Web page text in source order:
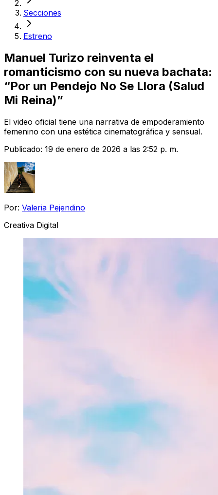
Secciones
Estreno
Manuel Turizo reinventa el
romanticismo con su nueva bachata:
“Por un Pendejo No Se Llora (Salud
Mi Reina)”
El video oficial tiene una narrativa de empoderamiento
femenino con una estética cinematográfica y sensual.
Publicado: 19 de enero de 2026 a las 2:52 p. m.
Por: Valeria Pejendino
Creativa Digital